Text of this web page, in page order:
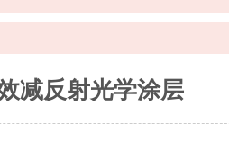
减反射光学涂层